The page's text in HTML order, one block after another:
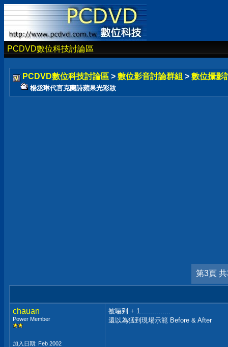
PCDVD數位科技討論區
PCDVD數位科技討論區 > 數位影音討論群組 > 數位攝影
楊丞琳代言克蘭詩蘋果光彩妝
第3頁
chauan
Power Member
加入日期: Feb 2002
被嚇到 + 1...............
還以為猛到現場示範 Before & After